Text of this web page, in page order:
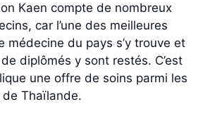
Kaen compte de nombreux
car l’une des meilleures
médecine du pays s’y trouve et
diplômés y sont restés. C’est
une offre de soins parmi les
de Thaïlande.